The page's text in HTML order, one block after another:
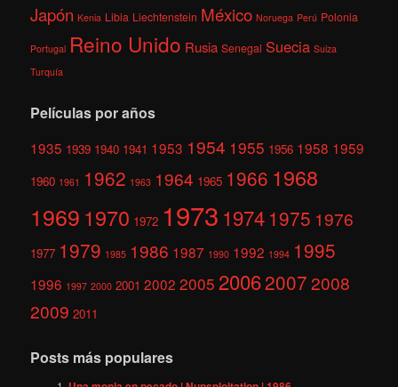
Japón Kenia Libia Liechtenstein México Noruega Perú Polonia
Portugal Reino Unido Rusia Senegal Suecia Suiza
Turquía
Películas por años
1935 1939 1940 1941 1953 1954 1955 1956 1958 1959
1960 1961 1962 1963 1964 1965 1966 1968
1969 1970 1972 1973 1974 1975 1976
1977 1979 1985 1986 1987 1990 1992 1994 1995
1996 1997 2000 2001 2002 2005 200620072008
2009 2011
Posts más populares